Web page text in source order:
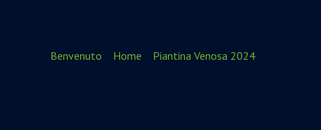
Benvenuto Home Piantina Venosa 2024